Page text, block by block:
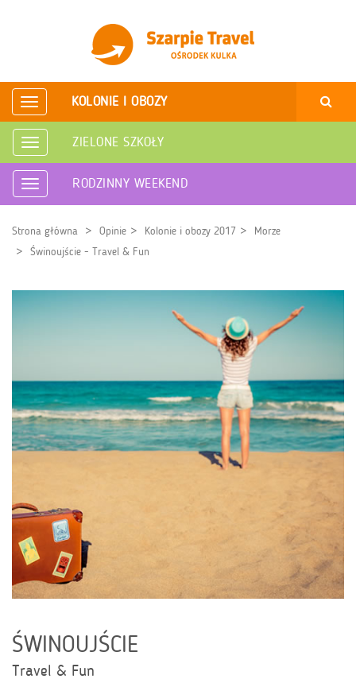
Rozwiń
nawigację
KOLONIE I OBOZY
Rozwiń
nawigację
ZIELONE SZKOŁY
Rozwiń
nawigację
RODZINNY WEEKEND
Strona główna Opinie Kolonie i obozy 2017
Morze
Świnoujście - Travel & Fun
ŚWINOUJŚCIE
Travel & Fun